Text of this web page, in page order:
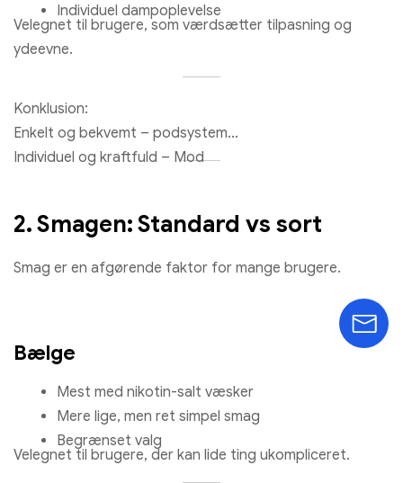
€8.67
Individuel dampoplevelse
Velegnet til brugere, som værdsætter tilpasning og
ydeevne.
Konklusion:
Enkelt og bekvemt – podsystem
Individuel og kraftfuld – Mod
2. Smagen: Standard vs sort
Smag er en afgørende faktor for mange brugere.
Bælge
Mest med nikotin-salt væsker
Mere lige, men ret simpel smag
Begrænset valg
Velegnet til brugere, der kan lide ting ukompliceret.